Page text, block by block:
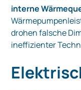
interne
drohen falsche
ineffizienter